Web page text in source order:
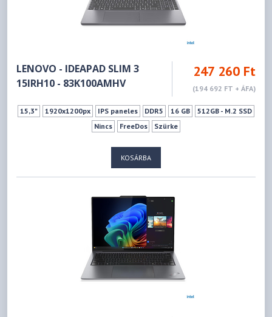
LENOVO - IDEAPAD SLIM 3
15IRH10 - 83K100AMHV
247 260 Ft
(194 692 FT + ÁFA)
15,3" 1920x1200px IPS paneles DDR5 16 GB
512GB - M.2 SSD
Nincs
FreeDos Szürke
KOSÁRBA